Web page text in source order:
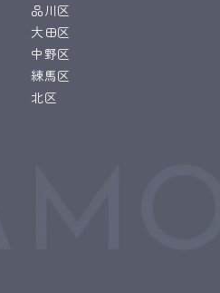
品川区
大田区
中野区
練馬区
北区